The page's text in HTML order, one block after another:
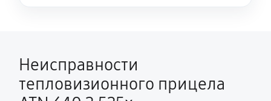
Перепрошивка и обновление устройства
60 минут
Неисправности
тепловизионного прицела